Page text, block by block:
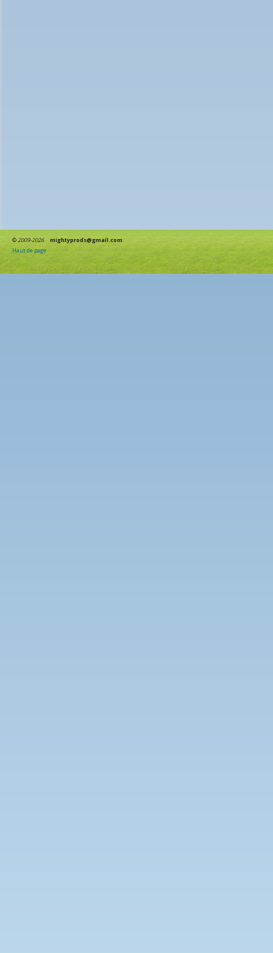
©2009-2026
mightyprods@gmail.com
Haut de page